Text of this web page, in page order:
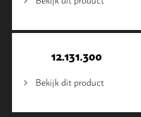
12.131.300
Bekijk dit product